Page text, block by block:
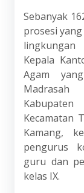
Sebanyak
prosesi
Kepala
Agam
Kecamatan
Kamang,
pengurus
guru dan
kelas IX.